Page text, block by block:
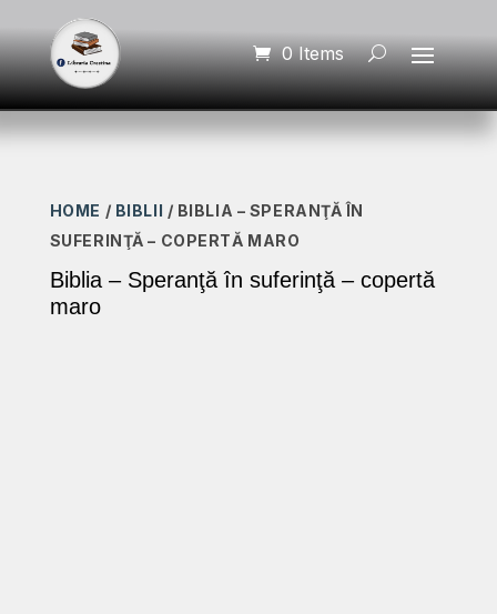
0 Items
HOME / BIBLII / BIBLIA – SPERANŢĂ ÎN
SUFERINŢĂ – COPERTĂ MARO
Biblia – Speranţă în suferinţă – copertă
maro